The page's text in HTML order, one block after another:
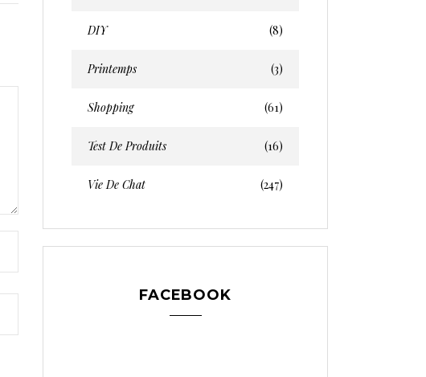
DIY (8)
Printemps (3)
Shopping (61)
Test De Produits (16)
Vie De Chat (247)
FACEBOOK